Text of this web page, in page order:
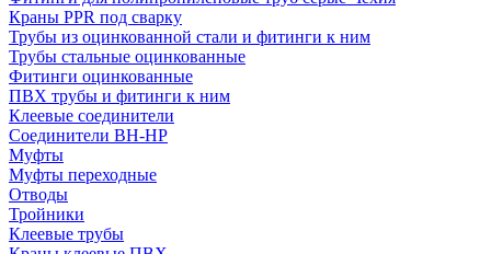
Краны PPR под сварку
Трубы из оцинкованной стали и фитинги к ним
Трубы стальные оцинкованные
Фитинги оцинкованные
ПВХ трубы и фитинги к ним
Клеевые соединители
Соединители ВН-НР
Муфты
Муфты переходные
Отводы
Тройники
Клеевые трубы